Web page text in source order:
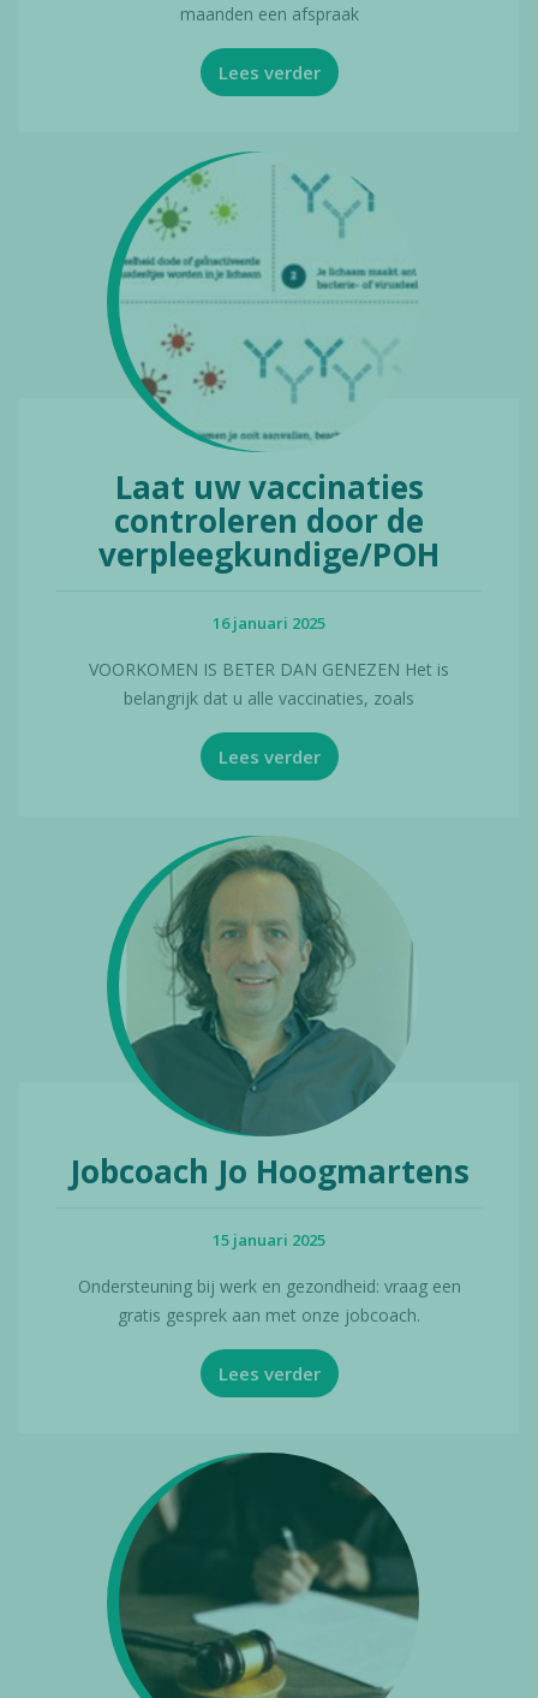
maanden een afspraak
Lees verder
Laat uw vaccinaties
controleren door de
verpleegkundige/POH
16 januari 2025
VOORKOMEN IS BETER DAN GENEZEN Het is
belangrijk dat u alle vaccinaties, zoals
Lees verder
Jobcoach Jo Hoogmartens
15 januari 2025
Ondersteuning bij werk en gezondheid: vraag een
gratis gesprek aan met onze jobcoach.
Lees verder